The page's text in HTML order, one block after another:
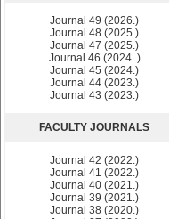
Journal 49 (2026.)
Journal 48 (2025.)
Journal 47 (2025.)
Journal 46 (2024..)
Journal 45 (2024.)
Journal 44 (2023.)
Journal 43 (2023.)
FACULTY JOURNALS
Journal 42 (2022.)
Journal 41 (2022.)
Journal 40 (2021.)
Journal 39 (2021.)
Journal 38 (2020.)